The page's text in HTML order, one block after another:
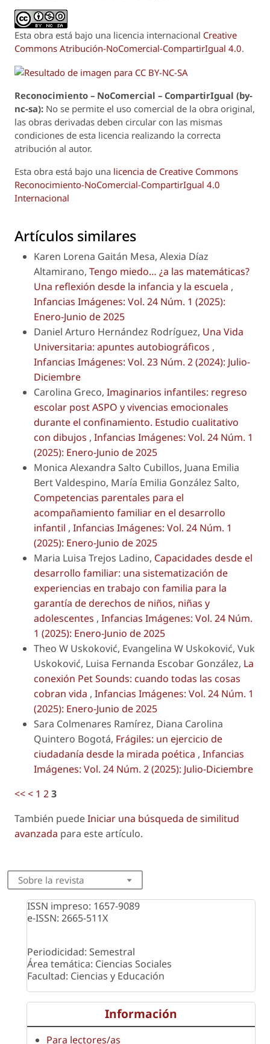
Esta obra está bajo una licencia internacional Creative
Commons Atribución-NoComercial-CompartirIgual 4.0.
Reconocimiento – NoComercial – CompartirIgual (by-
nc-sa): No se permite el uso comercial de la obra original,
las obras derivadas deben circular con las mismas
condiciones de esta licencia realizando la correcta
atribución al autor.
Esta obra está bajo una licencia de Creative Commons
Reconocimiento-NoComercial-CompartirIgual 4.0
Internacional
Artículos similares
Karen Lorena Gaitán Mesa, Alexia Díaz
Altamirano, Tengo miedo… ¿a las matemáticas?
Una reflexión desde la infancia y la escuela ,
Infancias Imágenes: Vol. 24 Núm. 1 (2025):
Enero-Junio de 2025
Daniel Arturo Hernández Rodríguez, Una Vida
Universitaria: apuntes autobiográficos ,
Infancias Imágenes: Vol. 23 Núm. 2 (2024): Julio-
Diciembre
Carolina Greco, Imaginarios infantiles: regreso
escolar post ASPO y vivencias emocionales
durante el confinamiento. Estudio cualitativo
con dibujos , Infancias Imágenes: Vol. 24 Núm. 1
(2025): Enero-Junio de 2025
Monica Alexandra Salto Cubillos, Juana Emilia
Bert Valdespino, María Emilia González Salto,
Competencias parentales para el
acompañamiento familiar en el desarrollo
infantil , Infancias Imágenes: Vol. 24 Núm. 1
(2025): Enero-Junio de 2025
Maria Luisa Trejos Ladino, Capacidades desde el
desarrollo familiar: una sistematización de
experiencias en trabajo con familia para la
garantía de derechos de niños, niñas y
adolescentes , Infancias Imágenes: Vol. 24 Núm.
1 (2025): Enero-Junio de 2025
Theo W Uskoković, Evangelina W Uskoković, Vuk
Uskoković, Luisa Fernanda Escobar González, La
conexión Pet Sounds: cuando todas las cosas
cobran vida , Infancias Imágenes: Vol. 24 Núm. 1
(2025): Enero-Junio de 2025
Sara Colmenares Ramírez, Diana Carolina
Quintero Bogotá, Frágiles: un ejercicio de
ciudadanía desde la mirada poética , Infancias
Imágenes: Vol. 24 Núm. 2 (2025): Julio-Diciembre
<<< 1 23
También puedeIniciar una búsqueda de similitud
avanzada para este artículo.
Sobre la revista
ISSN impreso: 1657-9089
e-ISSN: 2665-511X
Periodicidad: Semestral
Área temática: Ciencias Sociales
Facultad: Ciencias y Educación
Información
Para lectores/as